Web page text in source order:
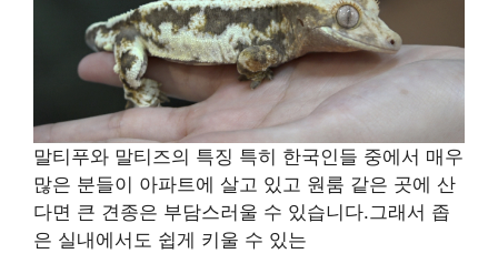
말티푸와 말티즈의 특징 특히 한국인들 중에서 매우
많은 분들이 아파트에 살고 있고 원룸 같은 곳에 산
다면 큰 견종은 부담스러울 수 있습니다.그래서 좁
은 실내에서도 쉽게 키울 수 있는